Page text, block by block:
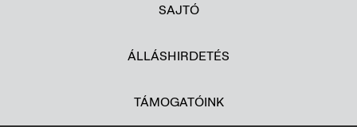
SAJTÓ
ÁLLÁSHIRDETÉS
TÁMOGATÓINK